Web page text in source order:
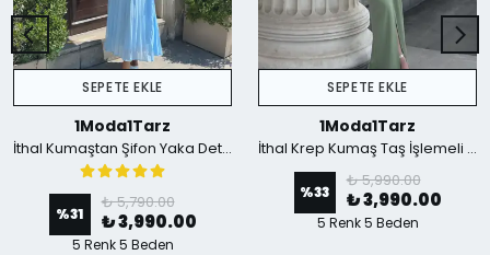
SEPETE EKLE
1Moda1Tarz
İthal Kumaştan Şifon Yaka Detaylı Piliseli Kemerli Astarlı Özel Tasarım Elbise - mavi
%31
₺ 5,790.00
₺ 3,990.00
5 Renk 5 Beden
SEPETE EKLE
1Moda1Tarz
İthal Krep Kumaş Taş İşlemeli Askılı Astarlı Özel Tasarım Yırtmaçlı Maxi Elbise - Yeşil
%33
₺ 5,990.00
₺ 3,990.00
5 Renk 5 Beden